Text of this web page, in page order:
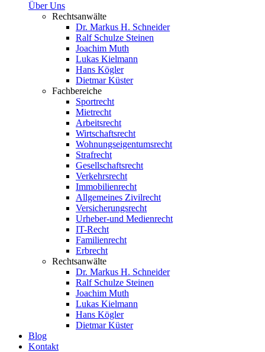
Über Uns
Rechtsanwälte
Dr. Markus H. Schneider
Ralf Schulze Steinen
Joachim Muth
Lukas Kielmann
Hans Kögler
Dietmar Küster
Fachbereiche
Sportrecht
Mietrecht
Arbeitsrecht
Wirtschaftsrecht
Wohnungseigentumsrecht
Strafrecht
Gesellschaftsrecht
Verkehrsrecht
Immobilienrecht
Allgemeines Zivilrecht
Versicherungsrecht
Urheber-und Medienrecht
IT-Recht
Familienrecht
Erbrecht
Rechtsanwälte
Dr. Markus H. Schneider
Ralf Schulze Steinen
Joachim Muth
Lukas Kielmann
Hans Kögler
Dietmar Küster
Blog
Kontakt